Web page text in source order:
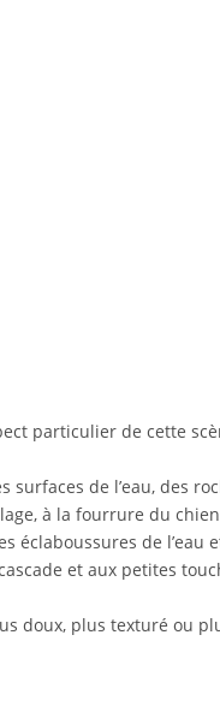
particulier de cette
de l’eau, des
à la fourrure du
éclaboussures de l’eau
et aux petites
doux, plus texturé ou